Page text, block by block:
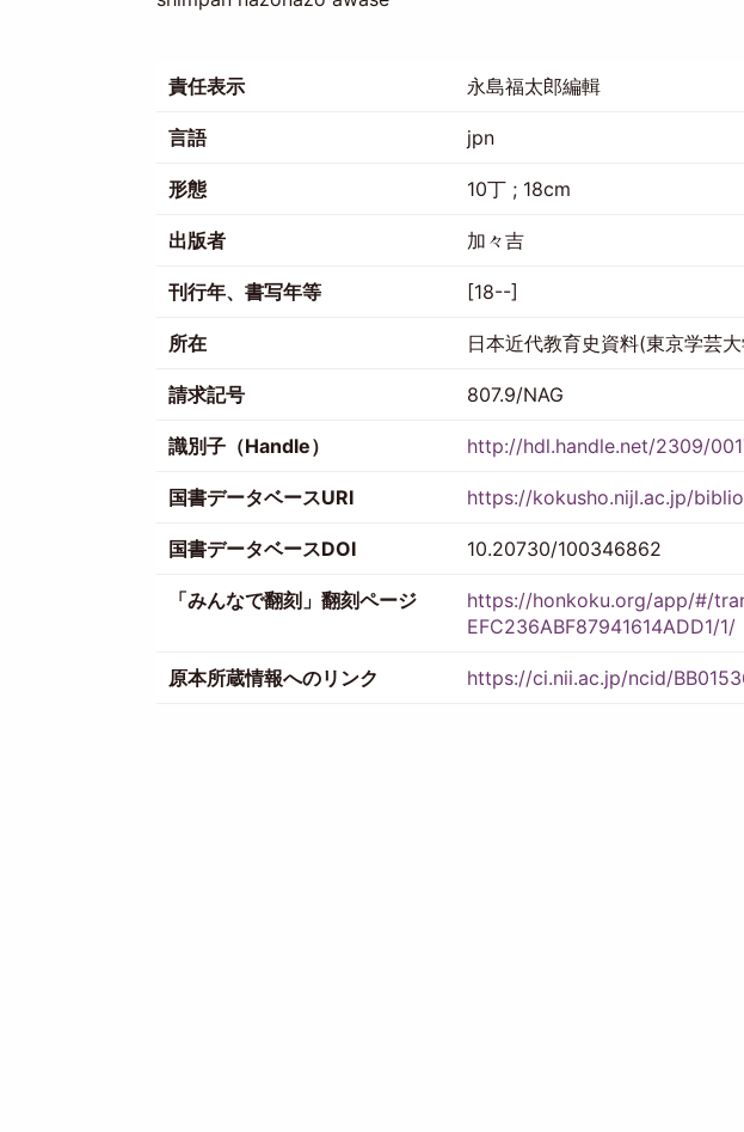
責任表示 永島福太郎編輯
言語 jpn
形態 10丁 ; 18cm
出版者 加々吉
刊行年、書写年等 [18--]
所在 日本近代教育史資料(東京学芸
請求記号 807.9/NAG
識別子（Handle） http://hdl.handle.net/2309/
国書データベースURI https://kokusho.nijl.ac.jp/
国書データベースDOI 10.20730/100346862
「みんなで翻刻」翻刻ページ
https://honkoku.org/app/#/
EFC236ABF87941614ADD1/1/
原本所蔵情報へのリンク https://ci.nii.ac.jp/ncid/